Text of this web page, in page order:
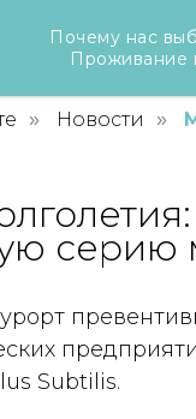
Почему нас
Проживание
» Новости »
серию
Subtilis.